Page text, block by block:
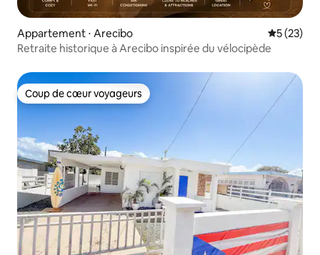
Appartement ⋅ Arecibo
5 (23)
Retraite historique à Arecibo inspirée du vélocipède
Coup de cœur voyageurs
Coup de cœur voyageurs